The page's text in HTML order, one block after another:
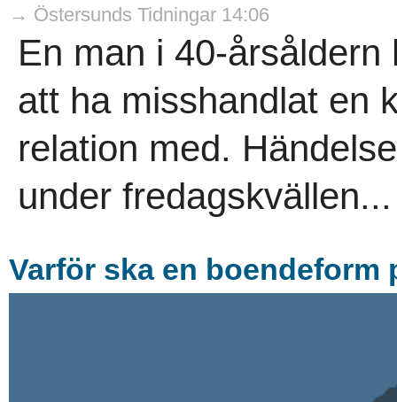
→ Östersunds Tidningar 14:06
En man i 40-
att ha misshandlat en
relation med.
under fredagskvällen...
Varför ska en boendeform